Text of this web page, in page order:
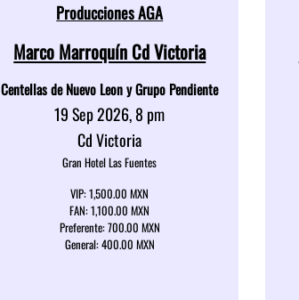
Producciones AGA
Marco Marroquín Cd Victoria
Centellas de Nuevo Leon y Grupo Pendiente
19 Sep 2026, 8 pm
Cd Victoria
Gran Hotel Las Fuentes
VIP: 1,500.00 MXN
FAN: 1,100.00 MXN
Preferente: 700.00 MXN
General: 400.00 MXN